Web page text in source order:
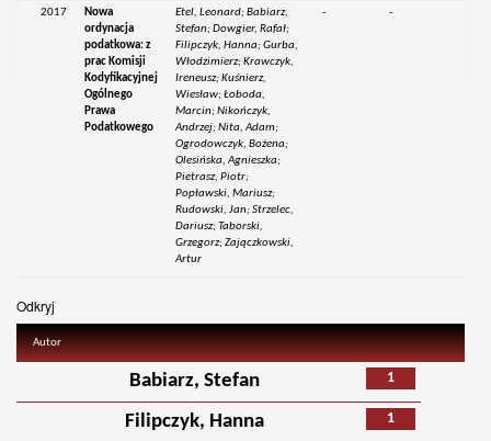
2017
Nowa
ordynacja
podatkowa: z
prac Komisji
Kodyfikacyjnej
Ogólnego
Prawa
Podatkowego
Etel, Leonard; Babiarz,
Stefan; Dowgier, Rafał;
Filipczyk, Hanna; Gurba,
Włodzimierz; Krawczyk,
Ireneusz; Kuśnierz,
Wiesław; Łoboda,
Marcin; Nikończyk,
Andrzej; Nita, Adam;
Ogrodowczyk, Bożena;
Olesińska, Agnieszka;
Pietrasz, Piotr;
Popławski, Mariusz;
Rudowski, Jan; Strzelec,
Dariusz; Taborski,
Grzegorz; Zajączkowski,
Artur
- -
Odkryj
Autor
1
Babiarz, Stefan
1
Filipczyk, Hanna